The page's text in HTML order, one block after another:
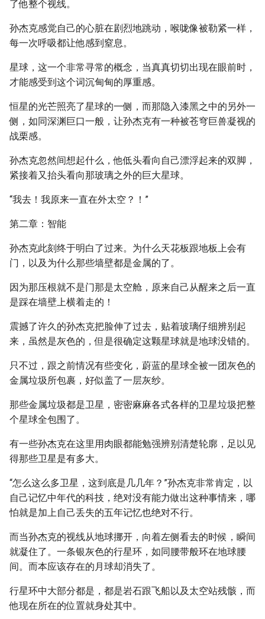
了他整个视线。
孙杰克感觉自己的心脏在剧烈地跳动，喉咙像被勒紧一样，
每一次呼吸都让他感到窒息。
星球，这一个非常寻常的概念，当真真切切出现在眼前时，
才能感受到这个词沉甸甸的厚重感。
恒星的光芒照亮了星球的一侧，而那隐入漆黑之中的另外一
侧，如同深渊巨口一般，让孙杰克有一种被苍穹巨兽凝视的
战栗感。
孙杰克忽然间想起什么，他低头看向自己漂浮起来的双脚，
紧接着又抬头看向那玻璃之外的巨大星球。
“我去！我原来一直在外太空？！”
第二章：智能
孙杰克此刻终于明白了过来。为什么天花板跟地板上会有
门，以及为什么那些墙壁都是金属的了。
因为那压根就不是门那是太空舱，原来自己从醒来之后一直
是踩在墙壁上横着走的！
震撼了许久的孙杰克把脸伸了过去，贴着玻璃仔细辨别起
来，虽然是灰色的，但是很确定这颗星球就是地球没错的。
只不过，跟之前情况有些变化，蔚蓝的星球全被一团灰色的
金属垃圾所包裹，好似盖了一层灰纱。
那些金属垃圾都是卫星，密密麻麻各式各样的卫星垃圾把整
个星球全包围了。
有一些孙杰克在这里用肉眼都能勉强辨别清楚轮廓，足以见
得那些卫星是有多大。
“怎么这么多卫星，这到底是几几年？”孙杰克非常肯定，以
自己记忆中年代的科技，绝对没有能力做出这种事情来，哪
怕就是加上自己丢失的五年记忆也绝对不行。
而当孙杰克的视线从地球挪开，向着左侧看去的时候，瞬间
就凝住了。一条银灰色的行星环，如同腰带般环在地球腰
间。而本应该存在的月球却消失了。
行星环中大部分都是，都是岩石跟飞船以及太空站残骸，而
他现在所在的位置就身处其中。